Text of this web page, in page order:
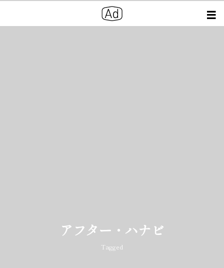
アフター・ハナビ
Tagged